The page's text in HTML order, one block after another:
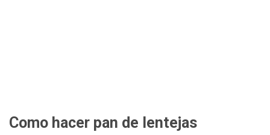
Como hacer pan de lentejas